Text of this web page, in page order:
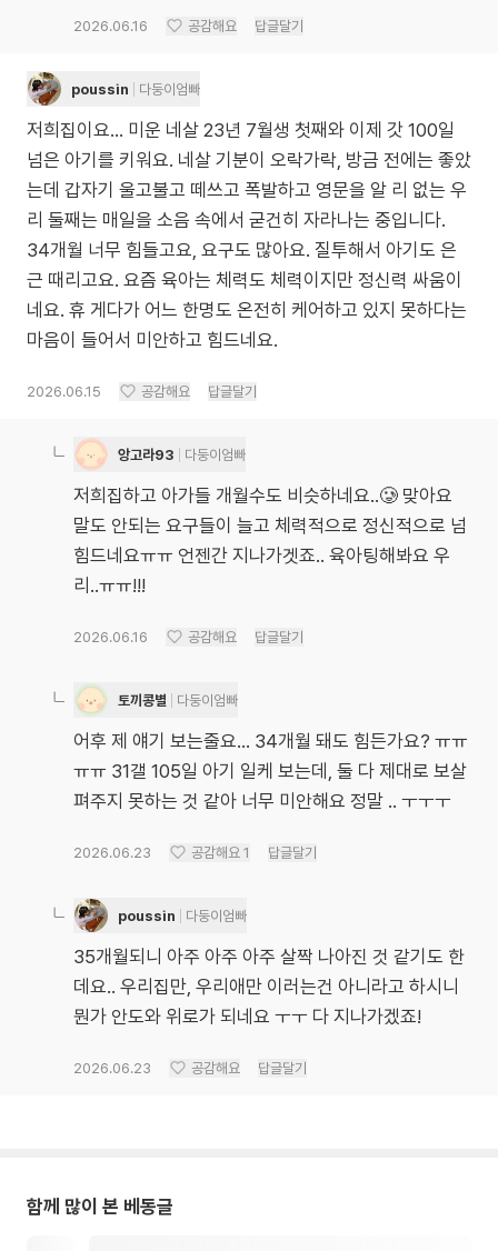
2026.06.16 공감해요 답글달기
poussin 다둥이엄빠
저희집이요… 미운 네살 23년 7월생 첫째와 이제 갓 100일
넘은 아기를 키워요. 네살 기분이 오락가락, 방금 전에는 좋았
는데 갑자기 울고불고 떼쓰고 폭발하고 영문을 알 리 없는 우
리 둘째는 매일을 소음 속에서 굳건히 자라나는 중입니다.
34개월 너무 힘들고요, 요구도 많아요. 질투해서 아기도 은
근 때리고요. 요즘 육아는 체력도 체력이지만 정신력 싸움이
네요. 휴 게다가 어느 한명도 온전히 케어하고 있지 못하다는
마음이 들어서 미안하고 힘드네요.
2026.06.15 공감해요 답글달기
앙고라93 다둥이엄빠
저희집하고 아가들 개월수도 비슷하네요..🥲 맞아요
말도 안되는 요구들이 늘고 체력적으로 정신적으로 넘
힘드네요ㅠㅠ 언젠간 지나가겟죠.. 육아팅해봐요 우
리..ㅠㅠ!!!
2026.06.16 공감해요 답글달기
토끼콩별 다둥이엄빠
어후 제 얘기 보는줄요... 34개월 돼도 힘든가요? ㅠㅠ
ㅠㅠ 31갤 105일 아기 일케 보는데, 둘 다 제대로 보살
펴주지 못하는 것 같아 너무 미안해요 정말 .. ㅜㅜㅜ
2026.06.23 공감해요 1 답글달기
poussin 다둥이엄빠
35개월되니 아주 아주 아주 살짝 나아진 것 같기도 한
데요.. 우리집만, 우리애만 이러는건 아니라고 하시니
뭔가 안도와 위로가 되네요 ㅜㅜ 다 지나가겠죠!
2026.06.23 공감해요 답글달기
함께 많이 본 베동글